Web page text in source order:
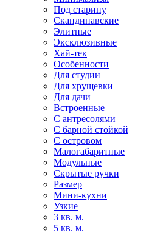
Под старину
Скандинавские
Элитные
Эксклюзивные
Хай-тек
Особенности
Для студии
Для хрущевки
Для дачи
Встроенные
С антресолями
С барной стойкой
С островом
Малогабаритные
Модульные
Скрытые ручки
Размер
Мини-кухни
Узкие
3 кв. м.
5 кв. м.